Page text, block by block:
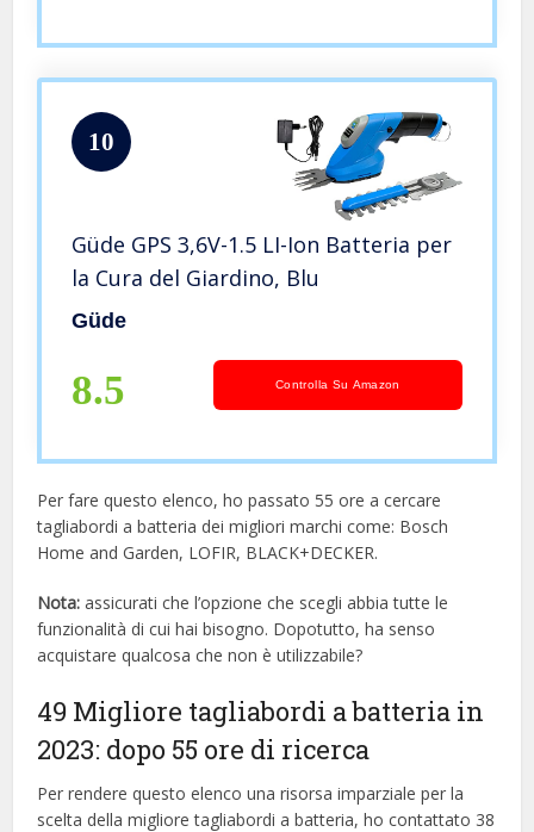
10
Güde GPS 3,6V-1.5 LI-Ion Batteria per
la Cura del Giardino, Blu
Güde
8.5 Controlla Su Amazon
Per fare questo elenco, ho passato 55 ore a cercare
tagliabordi a batteria dei migliori marchi come: Bosch
Home and Garden, LOFIR, BLACK+DECKER.
Nota: assicurati che l’opzione che scegli abbia tutte le
funzionalità di cui hai bisogno. Dopotutto, ha senso
acquistare qualcosa che non è utilizzabile?
49 Migliore tagliabordi a batteria in
2023: dopo 55 ore di ricerca
Per rendere questo elenco una risorsa imparziale per la
scelta della migliore tagliabordi a batteria, ​​ho contattato 38